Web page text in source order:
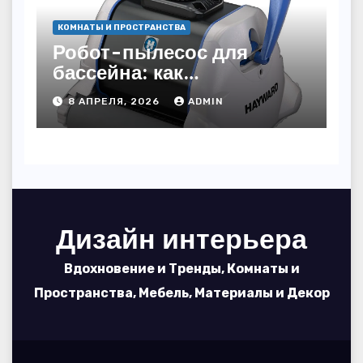
КОМНАТЫ И ПРОСТРАНСТВА
Робот-пылесос для
бассейна: как
пользоваться, чтобы
вода блестела, а
устройство служило 7
8 АПРЕЛЯ, 2026 ADMIN
Дизайн интерьера
Вдохновение и Тренды, Комнаты и
Пространства, Мебель, Материалы и Декор